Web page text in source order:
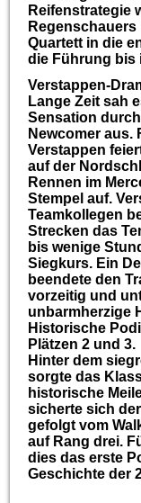
Reifenstrategie
Quartett in die
die Führung bis
Verstappen-
Lange Zeit sah
Sensation
Newcomer aus.
Verstappen
auf der
Rennen im
Stempel auf.
Teamkollegen
Strecken das
bis wenige
Siegkurs. Ein
beendete den
vorzeitig und
unbarmherzige
Historische
Plätzen 2 und 3.
Hinter dem
sorgte das
historische
sicherte sich
gefolgt vom
auf Rang drei.
dies das erste
Geschichte der